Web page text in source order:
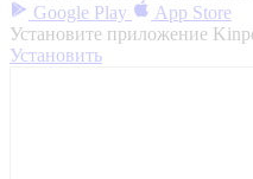
Google Play
App Store
Установите приложение
Установить